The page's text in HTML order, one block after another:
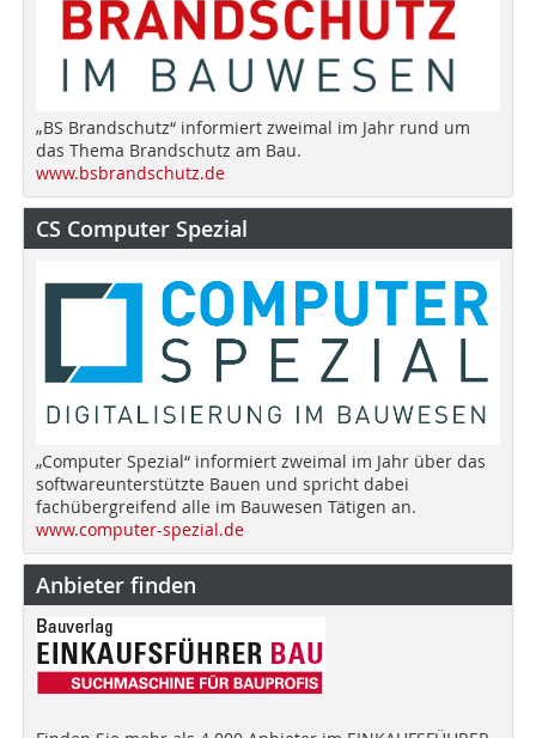
„BS Brandschutz“ informiert zweimal im Jahr rund um
das Thema Brandschutz am Bau.
www.bsbrandschutz.de
CS Computer Spezial
„Computer Spezial“ informiert zweimal im Jahr über das
softwareunterstützte Bauen und spricht dabei
fachübergreifend alle im Bauwesen Tätigen an.
www.computer-spezial.de
Anbieter finden